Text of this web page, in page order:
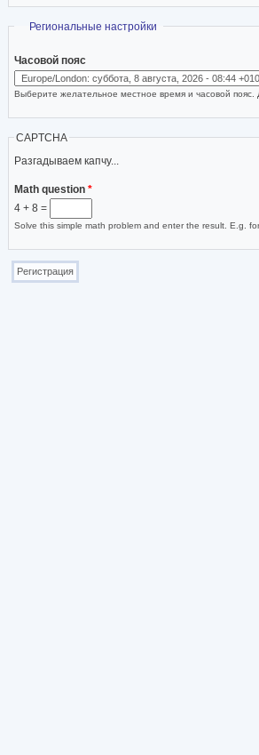
Скрыть
Региональные настройки
Часовой пояс
Выберите желательное местное время и часовой пояс.
CAPTCHA
Разгадываем капчу...
Math question *
4 + 8 =
Solve this simple math problem and enter the result. E.g.